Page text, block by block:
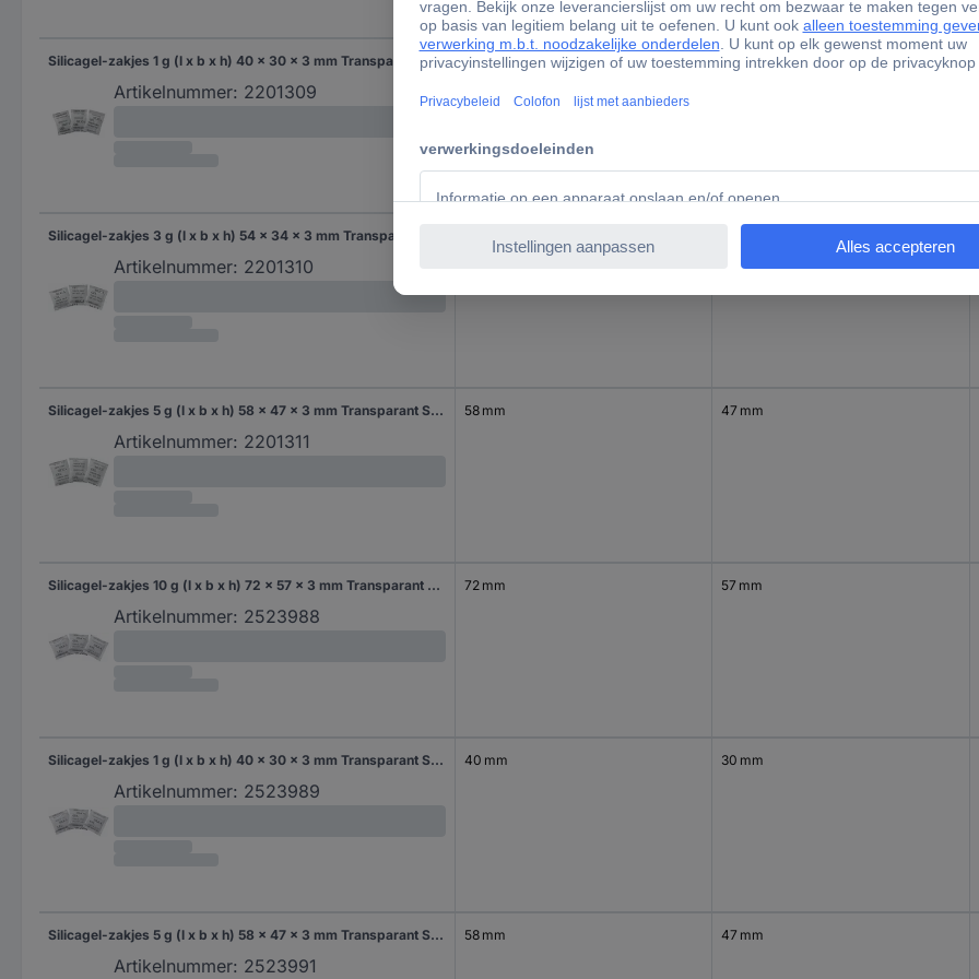
Silicagel-zakjes 1 g (l x b x h) 40 x 30 x 3 mm Transparant Silicagel 10 stuk(s)
Artikelnummer: 2201309
40 mm 30 mm
Artikelnummer: 2201310
Silicagel-zakjes 5 g (l x b x h) 58 x 47 x 3 mm Transparant Silicagel 10 stuk(s)
Artikelnummer: 2201311
58 mm 47 mm
Silicagel-zakjes 10 g (l x b x h) 72 x 57 x 3 mm Transparant Silicagel 250 stuk(s)
Artikelnummer: 2523988
72 mm 57 mm
Silicagel-zakjes 1 g (l x b x h) 40 x 30 x 3 mm Transparant Silicagel 250 stuk(s)
Artikelnummer: 2523989
40 mm 30 mm
Silicagel-zakjes 5 g (l x b x h) 58 x 47 x 3 mm Transparant Silicagel 250 stuk(s)
Artikelnummer: 2523991
58 mm 47 mm